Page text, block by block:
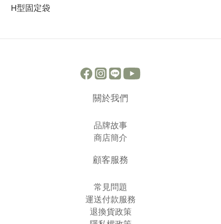
H型固定袋
關於我們
品牌故事
商店簡介
顧客服務
常見問題
運送付款服務
退換貨政策